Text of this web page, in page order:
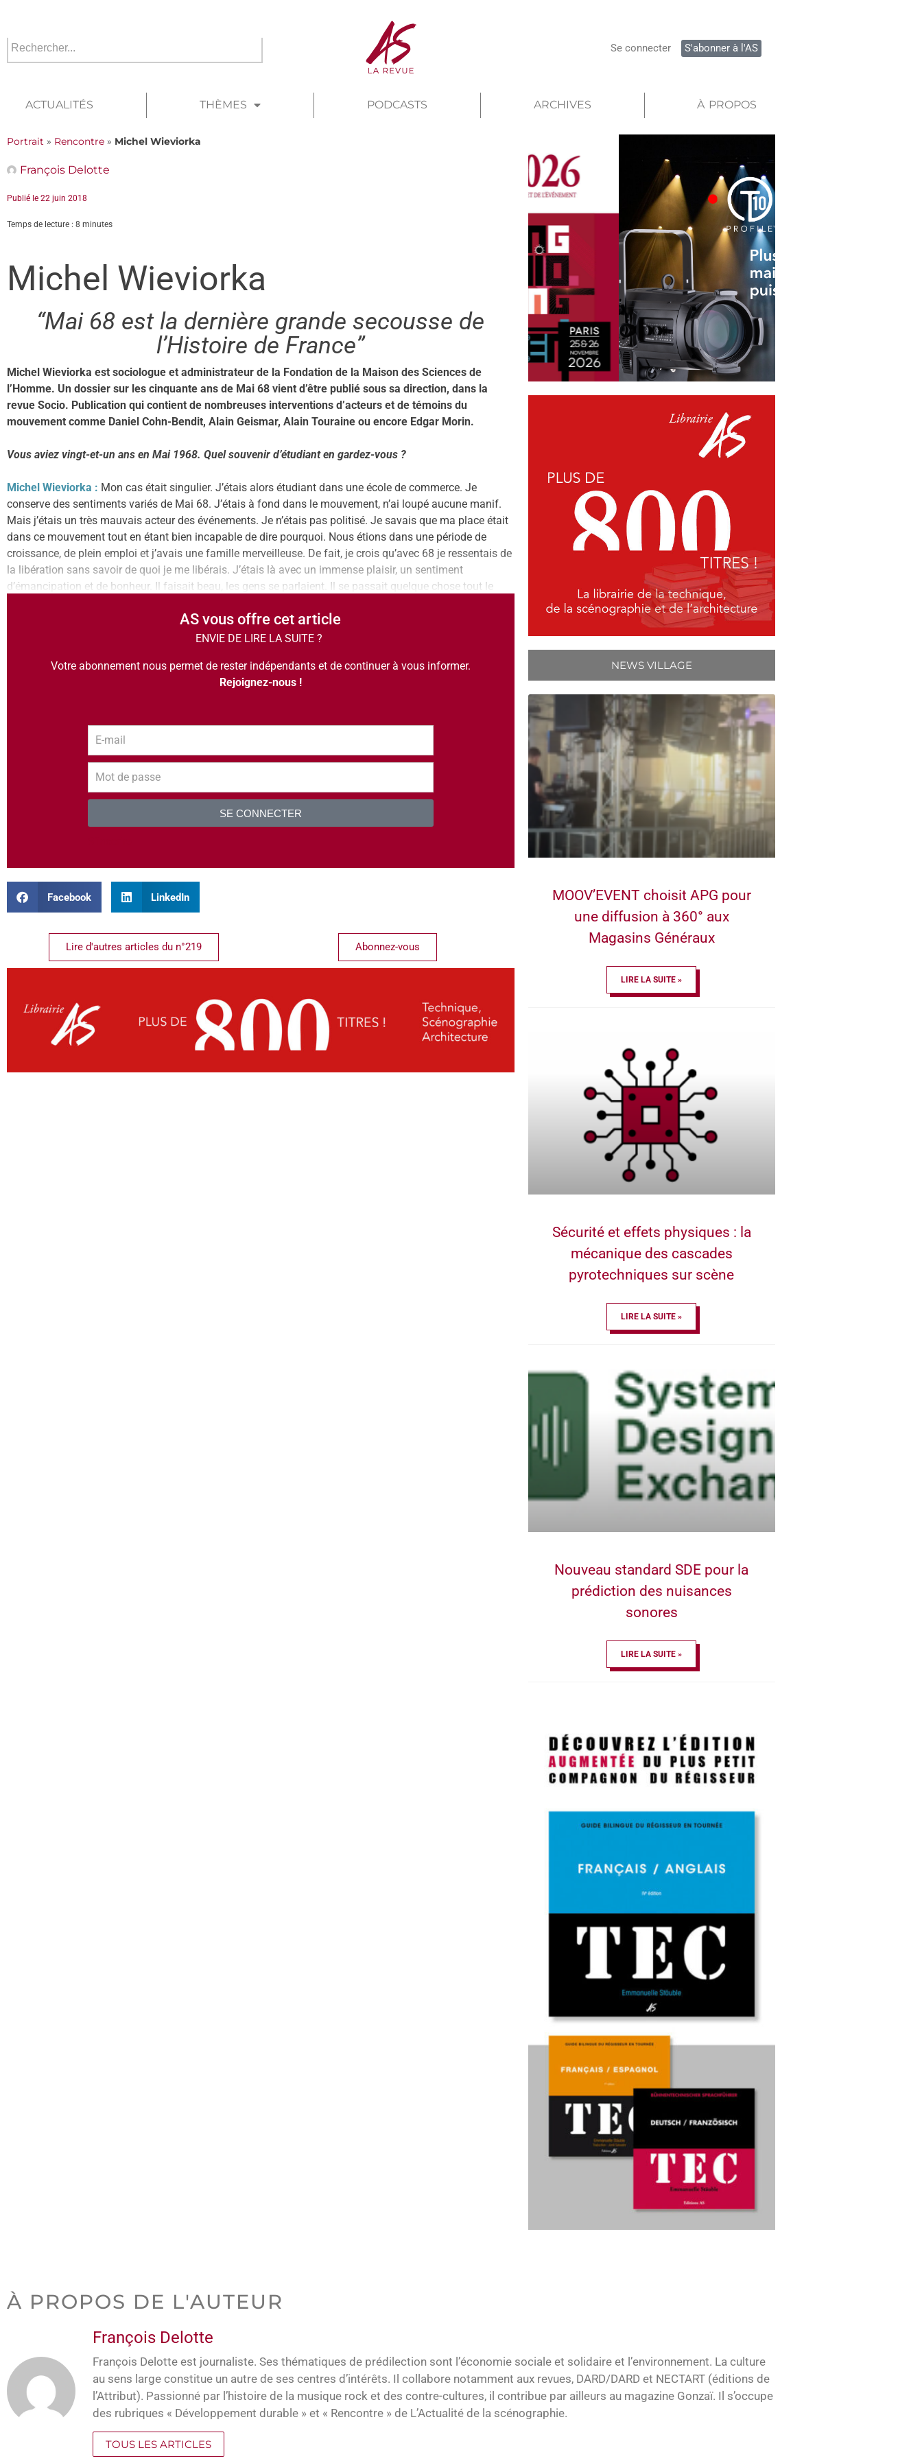
Se connecter S'abonner à l'AS
ACTUALITÉS THÈMES PODCASTS ARCHIVES À PROPOS
Portrait » Rencontre » Michel Wieviorka
François Delotte
Publié le 22 juin 2018
Temps de lecture : 8 minutes
Michel Wieviorka
“Mai 68 est la dernière grande secousse de
l’Histoire de France”
Michel Wieviorka est sociologue et administrateur de la Fondation de la Maison des Sciences de
l’Homme. Un dossier sur les cinquante ans de Mai 68 vient d’être publié sous sa direction, dans la
revue Socio. Publication qui contient de nombreuses interventions d’acteurs et de témoins du
mouvement comme Daniel Cohn-Bendit, Alain Geismar, Alain Touraine ou encore Edgar Morin.
Vous aviez vingt-et-un ans en Mai 1968. Quel souvenir d’étudiant en gardez-vous ?
Michel Wieviorka : Mon cas était singulier. J’étais alors étudiant dans une école de commerce. Je
conserve des sentiments variés de Mai 68. J’étais à fond dans le mouvement, n’ai loupé aucune manif.
Mais j’étais un très mauvais acteur des événements. Je n’étais pas politisé. Je savais que ma place était
dans ce mouvement tout en étant bien incapable de dire pourquoi. Nous étions dans une période de
croissance, de plein emploi et j’avais une famille merveilleuse. De fait, je crois qu’avec 68 je ressentais de
la libération sans savoir de quoi je me libérais. J’étais là avec un immense plaisir, un sentiment
d’émancipation et de bonheur. Il faisait beau, les gens se parlaient. Il se passait quelque chose tout le
AS vous offre cet article
ENVIE DE LIRE LA SUITE ?
Votre abonnement nous permet de rester indépendants et de continuer à vous informer.
Rejoignez-nous !
SE CONNECTER
Facebook LinkedIn
Lire d'autres articles du n°219 Abonnez-vous
NEWS VILLAGE
MOOV’EVENT choisit APG pour
une diffusion à 360° aux
Magasins Généraux
LIRE LA SUITE »
Sécurité et effets physiques : la
mécanique des cascades
pyrotechniques sur scène
LIRE LA SUITE »
Nouveau standard SDE pour la
prédiction des nuisances
sonores
LIRE LA SUITE »
À PROPOS DE L'AUTEUR
François Delotte
François Delotte est journaliste. Ses thématiques de prédilection sont l’économie sociale et solidaire et l’environnement. La culture
au sens large constitue un autre de ses centres d’intérêts. Il collabore notamment aux revues, DARD/DARD et NECTART (éditions de
l’Attribut). Passionné par l’histoire de la musique rock et des contre-cultures, il contribue par ailleurs au magazine Gonzaï. Il s’occupe
des rubriques « Développement durable » et « Rencontre » de L’Actualité de la scénographie.
TOUS LES ARTICLES